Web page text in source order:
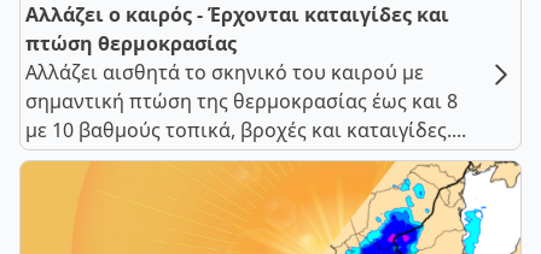
Αλλάζει ο καιρός - Έρχονται καταιγίδες και
πτώση θερμοκρασίας
Αλλάζει αισθητά το σκηνικό του καιρού με
σημαντική πτώση της θερμοκρασίας έως και 8
με 10 βαθμούς τοπικά, βροχές και καταιγίδες....